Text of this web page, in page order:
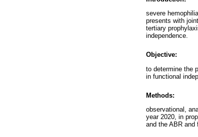
severe
presents with
tertiary
independence.
Objective:
to determine the
in functional
Methods:
observational,
year 2020, in
and the ABR and